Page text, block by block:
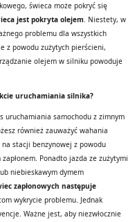
świeca może pokryć się
jest pokryta olejem. Niestety, w
problemu dla wszystkich
z powodu zużytych pierścieni,
olejem w silniku powoduje
uruchamiania silnika?
uruchamiania samochodu z zimnym
również zauważyć wahania
stacji benzynowej z powodu
Ponadto jazda ze zużytymi
niebieskawym dymem
zapłonowych następuje
wykrycie problemu. Jednak
Ważne jest, aby niezwłocznie